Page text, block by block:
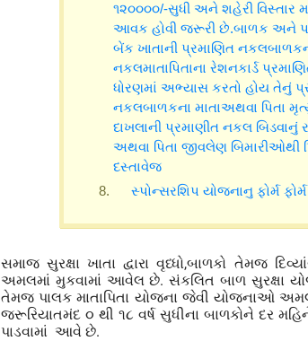
૧૨૦૦૦૦/-સુધી અને શહેરી વિસ્તાર
આવક હોવી જરૂરી છે.બાળક અને
બેંક ખાતાની પ્રમાણિત
નકલમાતાપિતાના રેશનકાર્ડ
ધોરણમાં અભ્યાસ કરતો હોય તેનું
નકલબાળકના માતાઅથવા પિતા
દાખલાની પ્રમાણીત નકલ બિડવાનું
અથવા પિતા જીવલેણ બિમારીઓથી
દસ્તાવેજ
સ્પોન્સરશિપ યોજનાનુ ફોર્મ
સમાજ સુરક્ષા ખાતા દ્વારા વૃધ્ધો,બાળકો તેમજ
અમલમાં મુકવામાં આવેલ છે. સંકલિત બાળ સુરક્ષા
તેમજ પાલક માતાપિતા યોજના જેવી યોજનાઓ
જરૂરિયાતમંદ ૦ થી ૧૮ વર્ષ સુધીના બાળકોને દર
પાડવામાં આવે છે.